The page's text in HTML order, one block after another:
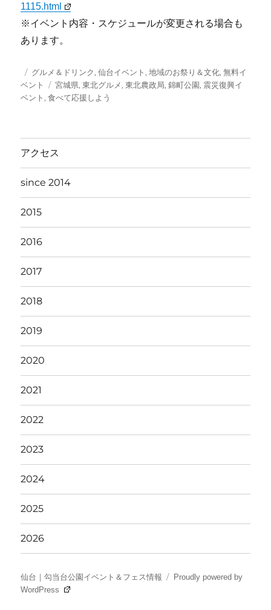
1115.html
※イベント内容・スケジュールが変更される場合も
あります。
投
稿
日:
カ
テ
ゴ
グルメ＆ドリンク,仙台イベント ,地域のお祭り＆文化,無料イ
ベント
タ
グ
宮城県,東北グルメ,東北農政局,錦町公園, 震災復興イ
ベント ,食べて応援しよう
アクセス
since 2014
2015
2016
2017
2018
2019
2020
2021
2022
2023
2024
2025
2026
仙台｜勾当台公園イベント＆フェス情報
Proudly powered by
WordPress